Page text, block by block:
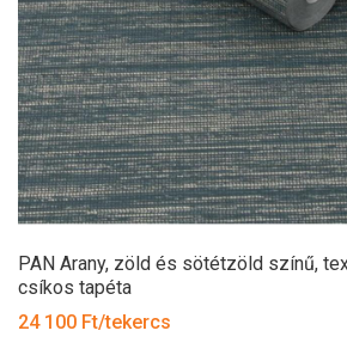
PAN Arany, zöld és sötétzöld színű,
csíkos tapéta
24 100 Ft/tekercs